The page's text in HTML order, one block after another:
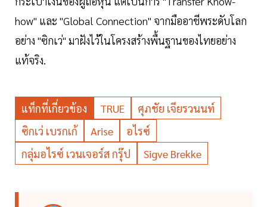
how" และ "Global Connection" จากมืออาชีพระดับโลก
อย่าง "ซิกเว่" มาฝังไว้ในโครงสร้างพื้นฐานของไทยอย่าง
แท้จริง.
แท็กที่เกี่ยวข้อง TRUE
ศุภชัย เจียรวนนท์
ซิกเว่ เบรกเก้
Arise
อไรซ์
กลุ่มอไรซ์ เวนเจอร์ส กรุ๊ป
Sigve Brekke